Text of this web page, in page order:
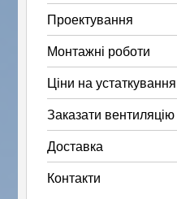
Проектування
Монтажні роботи
Ціни на устаткування
Заказати вентиляцію
Доставка
Контакти